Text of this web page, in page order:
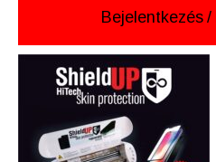
Bejelentkezés /